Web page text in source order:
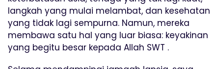
langkah yang mulai melambat, dan kesehatan
yang tidak lagi sempurna. Namun, mereka
membawa satu hal yang luar biasa: keyakinan
yang begitu besar kepada Allah SWT .